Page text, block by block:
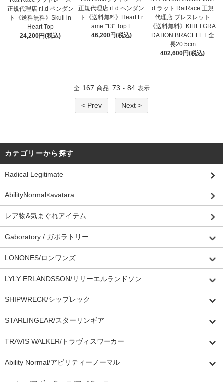
正規代理店 r.l.d ペンダン
ト《送料無料》Skull in
Heart Top
24,200円(税込)
正規代理店 r.l.d ペンダン
ト《送料無料》Heart Fr
ame "13" Top L
46,200円(税込)
d ラット RatRace 正規
代理店 ブレスレット
《送料無料》KIHEI GRA
DATION BRACELET 全
長20.5cm
402,600円(税込)
全 167 商品 73 - 84 表示
< Prev Next >
カテゴリーから探す
Radical Legitimate
AbilityNormal×avatara
レア物&気まぐれアイテム
Gaboratory / ガボラトリー
LONONES/ロンワンズ
LYLY ERLANDSSON/リリーエルランドソン
SHIPWRECK/シップレック
STARLINGEAR/スターリンギア
TRAVIS WALKER/トラヴィスワーカー
Ability Normal/アビリティーノーマル